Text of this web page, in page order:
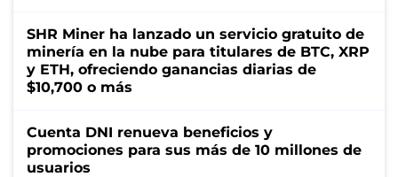
SHR Miner ha lanzado un servicio gratuito de
minería en la nube para titulares de BTC, XRP
y ETH, ofreciendo ganancias diarias de
$10,700 o más
Cuenta DNI renueva beneficios y
promociones para sus más de 10 millones de
usuarios